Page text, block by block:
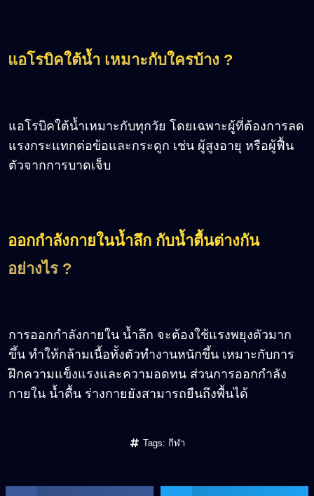
แอโรบิคใต้น้ำ เหมาะกับใครบ้าง ?
แอโรบิคใต้น้ำเหมาะกับทุกวัย โดยเฉพาะผู้ที่ต้องการลด
แรงกระแทกต่อข้อและกระดูก เช่น ผู้สูงอายุ หรือผู้ฟื้น
ตัวจากการบาดเจ็บ
ออกกำลังกายในน้ำลึก กับน้ำตื้นต่างกัน
อย่างไร ?
การออกกำลังกายใน น้ำลึก จะต้องใช้แรงพยุงตัวมาก
ขึ้น ทำให้กล้ามเนื้อทั้งตัวทำงานหนักขึ้น เหมาะกับการ
ฝึกความแข็งแรงและความอดทน ส่วนการออกกำลัง
กายใน น้ำตื้น ร่างกายยังสามารถยืนถึงพื้นได้
Tags: กีฬา